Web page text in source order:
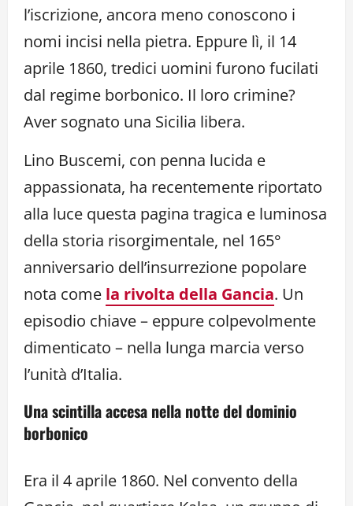
l’iscrizione, ancora meno conoscono i
nomi incisi nella pietra. Eppure lì, il 14
aprile 1860, tredici uomini furono fucilati
dal regime borbonico. Il loro crimine?
Aver sognato una Sicilia libera.
Lino Buscemi, con penna lucida e
appassionata, ha recentemente riportato
alla luce questa pagina tragica e luminosa
della storia risorgimentale, nel 165°
anniversario dell’insurrezione popolare
nota come la rivolta della Gancia. Un
episodio chiave – eppure colpevolmente
dimenticato – nella lunga marcia verso
l’unità d’Italia.
Una scintilla accesa nella notte del dominio
borbonico
Era il 4 aprile 1860. Nel convento della